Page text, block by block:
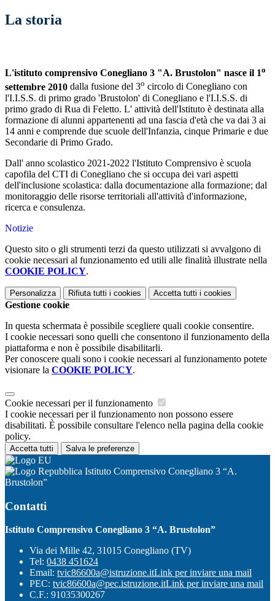
La storia
L'istituto comprensivo Conegliano 3 "A. Brustolon" nasce il 1o
settembre 2010 dalla fusione del 3o circolo di Conegliano con
l'I.I.S.S. di primo grado 'Brustolon' di Conegliano e l'I.I.S.S. di
primo grado di Rua di Feletto. L' attività dell'Istituto è destinata alla
formazione di alunni appartenenti ad una fascia d'età che va dai 3 ai
14 anni e comprende due scuole dell'Infanzia, cinque Primarie e due
Secondarie di Primo Grado.
Dall' anno scolastico 2021-2022 l'Istituto Comprensivo è scuola
capofila del CTI di Conegliano che si occupa dei vari aspetti
dell'inclusione scolastica: dalla documentazione alla formazione; dal
monitoraggio delle risorse territoriali all'attività d'informazione,
ricerca e consulenza.
Notizie
Questo sito o gli strumenti terzi da questo utilizzati si avvalgono di
cookie necessari al funzionamento ed utili alle finalità illustrate nella
COOKIE POLICY.
Personalizza Rifiuta tutti i cookies Accetta tutti i cookies
Gestione cookie
In questa schermata è possibile scegliere quali cookie consentire.
I cookie necessari sono quelli che consentono il funzionamento della
piattaforma e non è possibile disabilitarli.
Per conoscere quali sono i cookie necessari al funzionamento potete
visionare la COOKIE POLICY.
Cookie necessari per il funzionamento
I cookie necessari per il funzionamento non possono essere
disabilitati. È possibile consultare l'elenco nella pagina della cookie
policy.
Accetta tutti Salva le preferenze
Istituto Comprensivo Conegliano 3 “A.
Brustolon”
Contatti
Istituto Comprensivo Conegliano 3 “A. Brustolon”
Via dei Mille 42, 31015 Conegliano (TV)
Tel: 0438 451624
Email: tvic86600a@istruzione.itLink per inviare una mail
PEC: tvic86600a@pec.istruzione.itLink per inviare una mail
C.F.: 91035300267